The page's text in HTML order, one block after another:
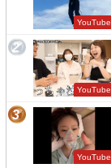
YouTube
2
YouTube
3
YouTube